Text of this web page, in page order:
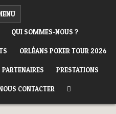
QUI SOMMES-NOUS ?
ORLÉANS POKER TOUR 2026
PARTENAIRES PRESTATIONS
CONTACTER